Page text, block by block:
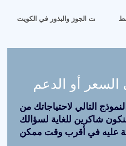
زيت الجوز والبذور في الكويت
أو الدعم
التالي لاحتياجاتك من
شاكرين للغاية لسؤالك